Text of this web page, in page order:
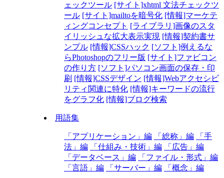
ェックツール [サイト]xhtml 文法チェックツ
ール [サイト]mailtoを暗号化 [情報]マーケテ
ィングコンセプト [ライブラリ]画像のスタ
イリッシュな拡大表示実現 [情報]契約書サ
ンプル [情報]CSSハック [ソフト]例えるな
らPhotoshopのフリー版 [サイト]ファビコン
の作り方 [ソフト]パソコン画面の保存・印
刷 [情報]CSSデザイン [情報]Webアクセシビ
リティ関連に特化 [情報]キーワードの流行
をグラフ化 [情報]ブログ検索
用語集
「アプリケーション」編 「総称」編
「手
法」編
「仕組み・技術」編
「広告」編
「データベース」編
「ファイル・形式」編
「言語」編
「サーバー」編 「概念」編